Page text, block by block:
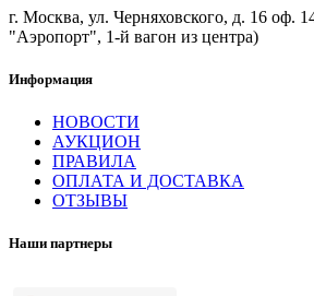
г. Москва, ул. Черняховского, д. 16 оф.
"Аэропорт", 1-й вагон из центра)
Информация
НОВОСТИ
АУКЦИОН
ПРАВИЛА
ОПЛАТА И ДОСТАВКА
ОТЗЫВЫ
Наши партнеры